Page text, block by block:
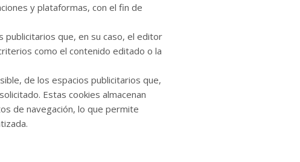
y plataformas, con el fin de
publicitarios que, en su caso, el editor
como el contenido editado o la
de los espacios publicitarios que,
Estas cookies almacenan
de navegación, lo que permite